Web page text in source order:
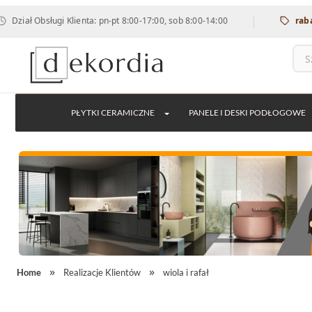
Klienta: pn-pt 8:00-17:00, sob 8:00-14:00 | rabat 12%
PŁYTKI CERAMICZNE PANELE I DESKI PODŁOGOWE
Home Realizacje Klientów wiola i rafał